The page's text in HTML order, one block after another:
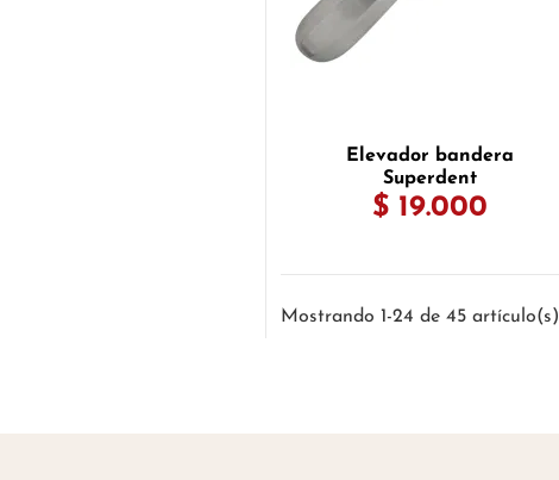
Elevador bandera
Superdent
$ 19.000
Mostrando 1-24 de 45 artículo(s)